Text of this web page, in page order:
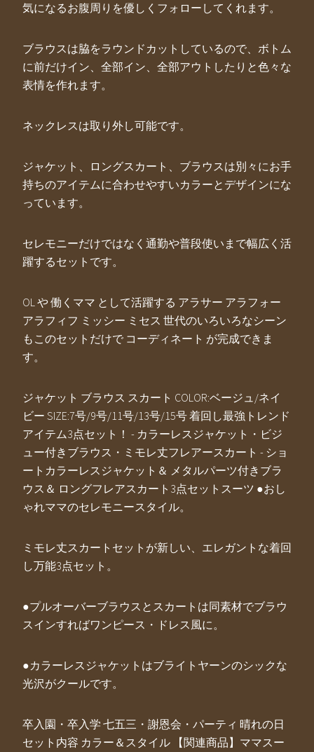
気になるお腹周りを優しくフォローしてくれます。
ブラウスは脇をラウンドカットしているので、ボトム
に前だけイン、全部イン、全部アウトしたりと色々な
表情を作れます。
ネックレスは取り外し可能です。
ジャケット、ロングスカート、ブラウスは別々にお手
持ちのアイテムに合わせやすいカラーとデザインにな
っています。
セレモニーだけではなく通勤や普段使いまで幅広く活
躍するセットです。
OL や 働くママ として活躍する アラサー アラフォー
アラフィフ ミッシー ミセス 世代のいろいろなシーン
もこのセットだけで コーディネート が完成できま
す。
ジャケット ブラウス スカート COLOR:ベージュ/ネイ
ビー SIZE:7号/9号/11号/13号/15号 着回し最強トレンド
アイテム3点セット！ - カラーレスジャケット・ビジ
ュー付きブラウス・ミモレ丈フレアースカート - ショ
ートカラーレスジャケット＆ メタルパーツ付きブラ
ウス＆ ロングフレアスカート3点セットスーツ ●おし
ゃれママのセレモニースタイル。
ミモレ丈スカートセットが新しい、エレガントな着回
し万能3点セット。
●プルオーバーブラウスとスカートは同素材でブラウ
スインすればワンピース・ドレス風に。
●カラーレスジャケットはブライトヤーンのシックな
光沢がクールです。
卒入園・卒入学 七五三・謝恩会・パーティ 晴れの日
セット内容 カラー＆スタイル 【関連商品】ママスー